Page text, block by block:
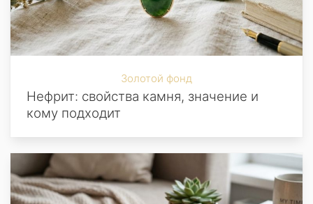
Золотой фонд
Нефрит: свойства камня, значение и
кому подходит